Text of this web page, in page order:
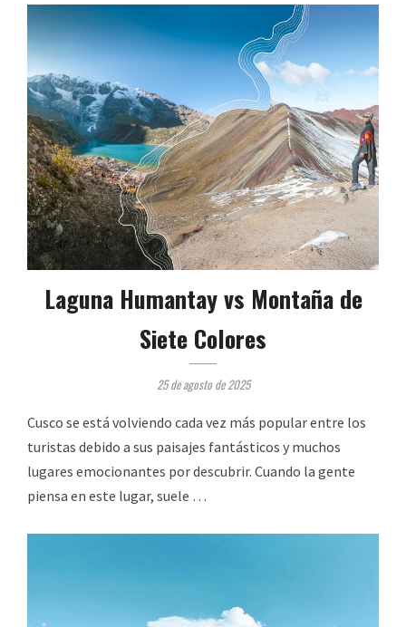
Laguna Humantay vs Montaña de
Siete Colores
25 de agosto de 2025
Cusco se está volviendo cada vez más popular entre los
turistas debido a sus paisajes fantásticos y muchos
lugares emocionantes por descubrir. Cuando la gente
piensa en este lugar, suele …